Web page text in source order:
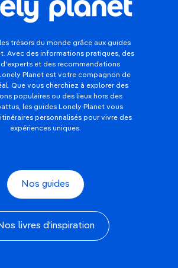
trésors du monde grâce aux guides
Avec des informations pratiques, des
d'experts et des recommandations
Planet est votre compagnon de
Que vous cherchiez à explorer des
populaires ou des lieux hors des
les guides Lonely Planet vous
personnalisés pour vivre des
expériences uniques.
Nos guides
livres d'inspiration